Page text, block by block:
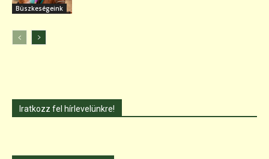
Büszkeségeink
Iratkozz fel hírlevelünkre!